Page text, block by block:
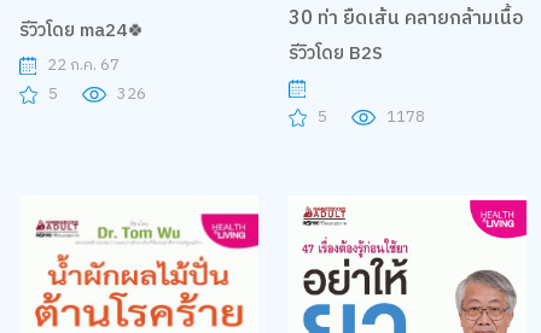
รีวิวโดย ma24🍀
22 ก.ค. 67
5
326
30 ท่า ยืดเส้น คลายกล้ามเนื้อ
รีวิวโดย B2S
5 1178